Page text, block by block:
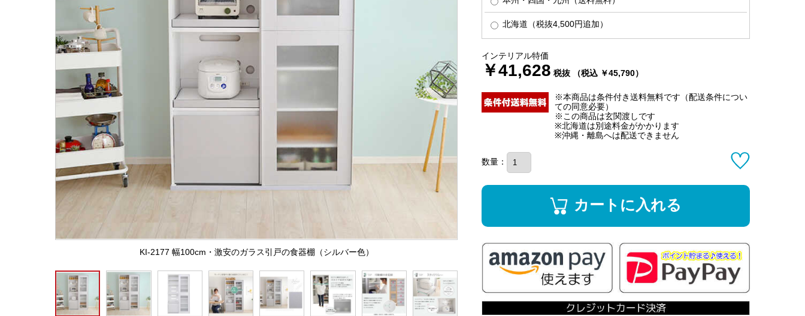
KI-2177 幅100cm・激安のガラス引戸の食器棚（シルバー色）
北海道（税抜4,500円追加）
インテリアル特価
￥41,628 税抜 （税込 ￥45,790）
※本商品は条件付き送料無料です（配送条件につい
ての同意必要）
※この商品は玄関渡しです
※北海道は別途料金がかかります
※沖縄・離島へは配送できません
数量：
カートに入れる